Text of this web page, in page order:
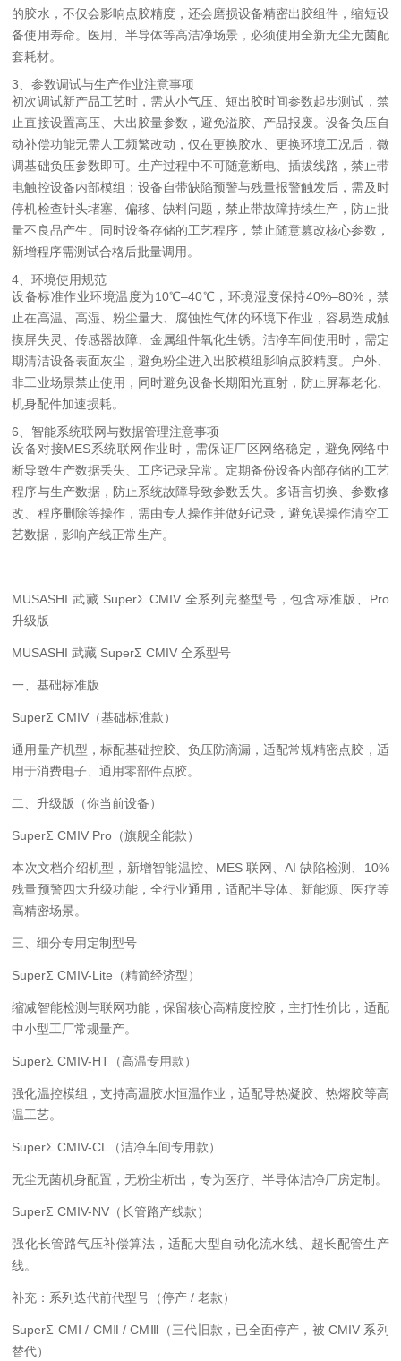
的胶水，不仅会影响点胶精度，还会磨损设备精密出胶组件，缩短设
备使用寿命。医用、半导体等高洁净场景，必须使用全新无尘无菌配
套耗材。
3、参数调试与生产作业注意事项
初次调试新产品工艺时，需从小气压、短出胶时间参数起步测试，禁
止直接设置高压、大出胶量参数，避免溢胶、产品报废。设备负压自
动补偿功能无需人工频繁改动，仅在更换胶水、更换环境工况后，微
调基础负压参数即可。生产过程中不可随意断电、插拔线路，禁止带
电触控设备内部模组；设备自带缺陷预警与残量报警触发后，需及时
停机检查针头堵塞、偏移、缺料问题，禁止带故障持续生产，防止批
量不良品产生。同时设备存储的工艺程序，禁止随意篡改核心参数，
新增程序需测试合格后批量调用。
4、环境使用规范
设备标准作业环境温度为10℃–40℃，环境湿度保持40%–80%，禁
止在高温、高湿、粉尘量大、腐蚀性气体的环境下作业，容易造成触
摸屏失灵、传感器故障、金属组件氧化生锈。洁净车间使用时，需定
期清洁设备表面灰尘，避免粉尘进入出胶模组影响点胶精度。户外、
非工业场景禁止使用，同时避免设备长期阳光直射，防止屏幕老化、
机身配件加速损耗。
6、智能系统联网与数据管理注意事项
设备对接MES系统联网作业时，需保证厂区网络稳定，避免网络中
断导致生产数据丢失、工序记录异常。定期备份设备内部存储的工艺
程序与生产数据，防止系统故障导致参数丢失。多语言切换、参数修
改、程序删除等操作，需由专人操作并做好记录，避免误操作清空工
艺数据，影响产线正常生产。
MUSASHI 武藏 SuperΣ CMIV 全系列完整型号，包含标准版、Pro
升级版
MUSASHI 武藏 SuperΣ CMIV 全系型号
一、基础标准版
SuperΣ CMIV（基础标准款）
通用量产机型，标配基础控胶、负压防滴漏，适配常规精密点胶，适
用于消费电子、通用零部件点胶。
二、升级版（你当前设备）
SuperΣ CMIV Pro（旗舰全能款）
本次文档介绍机型，新增智能温控、MES 联网、AI 缺陷检测、10%
残量预警四大升级功能，全行业通用，适配半导体、新能源、医疗等
高精密场景。
三、细分专用定制型号
SuperΣ CMIV-Lite（精简经济型）
缩减智能检测与联网功能，保留核心高精度控胶，主打性价比，适配
中小型工厂常规量产。
SuperΣ CMIV-HT（高温专用款）
强化温控模组，支持高温胶水恒温作业，适配导热凝胶、热熔胶等高
温工艺。
SuperΣ CMIV-CL（洁净车间专用款）
无尘无菌机身配置，无粉尘析出，专为医疗、半导体洁净厂房定制。
SuperΣ CMIV-NV（长管路产线款）
强化长管路气压补偿算法，适配大型自动化流水线、超长配管生产
线。
补充：系列迭代前代型号（停产 / 老款）
SuperΣ CMⅠ / CMⅡ / CMⅢ（三代旧款，已全面停产，被 CMIV 系列
替代）